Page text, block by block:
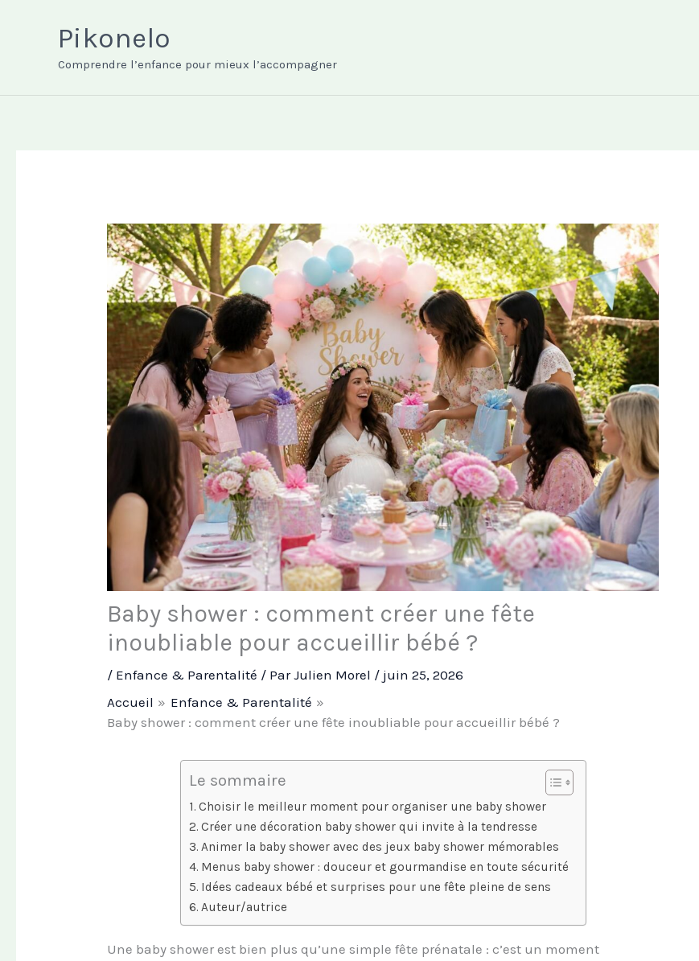
Pikonelo
Comprendre l’enfance pour mieux l’accompagner
Baby shower : comment créer une fête
inoubliable pour accueillir bébé ?
/ Enfance & Parentalité / ParJulien Morel / juin 25, 2026
Accueil
Enfance & Parentalité
Baby shower : comment créer une fête inoubliable pour accueillir bébé ?
Le sommaire
Choisir le meilleur moment pour organiser une baby shower
Créer une décoration baby shower qui invite à la tendresse
Animer la baby shower avec des jeux baby shower mémorables
Menus baby shower : douceur et gourmandise en toute sécurité
Idées cadeaux bébé et surprises pour une fête pleine de sens
Auteur/autrice
Une baby shower est bien plus qu’une simple fête prénatale : c’est un moment